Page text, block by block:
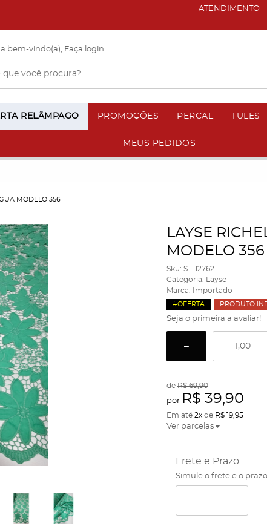
ATENDIMENTO
bem-vindo(a), Faça login
RELÂMPAGO PROMOÇÕES PERCAL TULES
MEUS PEDIDOS
MODELO 356
LAYSE
MODELO 356
Sku: ST-12762
Categoria:
Layse
Marca:
Importado
#OFERTA PRODUTO
Seja o primeira a avaliar!
de R$ 69,90
por R$ 39,90
Em até 2xde R$ 19,95
Ver parcelas
Frete e Prazo
Simule o frete e o